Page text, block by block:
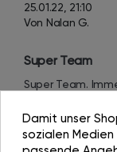
25.01.22, 21:10
Von Nalan G.
Super Team
Super Team.
Verarbeitung.
Damit unser
sozialen